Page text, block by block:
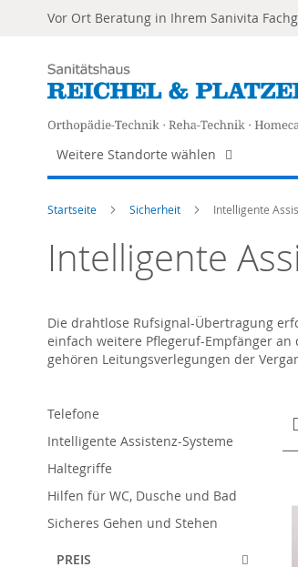
Vor Ort Beratung in Ihrem Sanivita
Weitere Standorte wählen
Startseite Sicherheit Intelligente
Intelligente
Die drahtlose Rufsignal-Übertragung
einfach weitere Pflegeruf-Empfänger
gehören Leitungsverlegungen der
Telefone
Intelligente Assistenz-Systeme
Haltegriffe
Hilfen für WC, Dusche und Bad
Sicheres Gehen und Stehen
PREIS